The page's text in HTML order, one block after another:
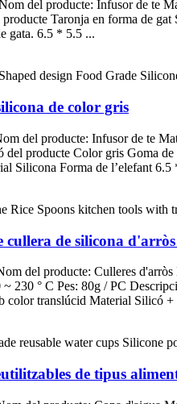
del producte: Infusor de te
Taronja en forma de
gata. 6.5 * 5.5 ...
de color gris
del producte: Infusor de te
producte Color gris Goma
Silicona Forma de l’elefant 6.5
cullera de silicona
del producte: Culleres
~ 230 ° C Pes: 80g / PC
color translúcid Material Silicó
de tipus